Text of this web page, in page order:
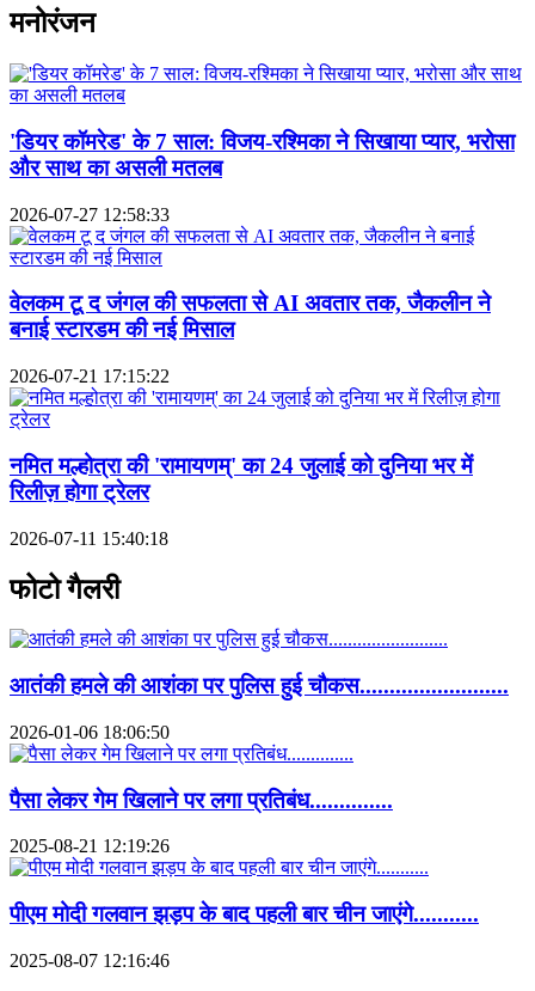
मनोरंजन
'डियर कॉमरेड' के 7 साल: विजय-रश्मिका ने सिखाया प्यार, भरोसा
और साथ का असली मतलब
2026-07-27 12:58:33
वेलकम टू द जंगल की सफलता से AI अवतार तक, जैकलीन ने
बनाई स्टारडम की नई मिसाल
2026-07-21 17:15:22
नमित मल्होत्रा की 'रामायणम्' का 24 जुलाई को दुनिया भर में
रिलीज़ होगा ट्रेलर
2026-07-11 15:40:18
फोटो गैलरी
आतंकी हमले की आशंका पर पुलिस हुई चौकस.........................
2026-01-06 18:06:50
पैसा लेकर गेम खिलाने पर लगा प्रतिबंध..............
2025-08-21 12:19:26
पीएम मोदी गलवान झड़प के बाद पहली बार चीन जाएंगे...........
2025-08-07 12:16:46